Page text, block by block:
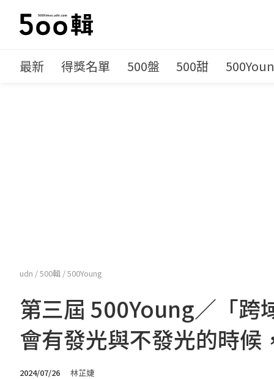
最新 得獎名單 500盤 500甜
udn /500輯 /500Young
第三屆 500Young／「跨
會有發光與不發光的時候
2024/07/26 林芷婕